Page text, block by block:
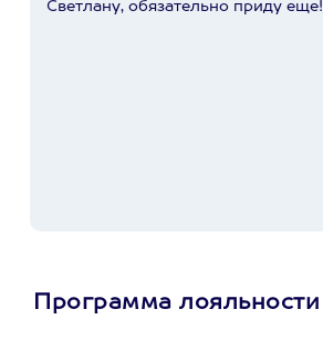
Светлану, обязательно приду еще!
Программа лояльности